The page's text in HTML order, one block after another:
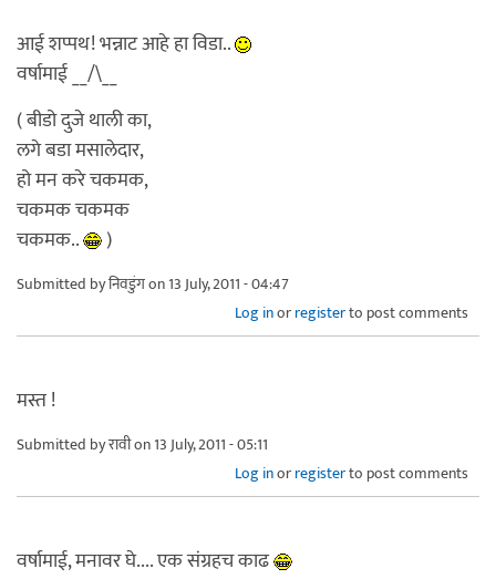
आई शप्पथ! भन्नाट आहे हा विडा..
वर्षामाई __/\__
( बीडो दुजे थाली का,
लगे बडा मसालेदार,
हो मन करे चकमक,
चकमक चकमक
चकमक..
)
Submitted byनिवडुंगon 13 July, 2011 - 04:47
Log inorregisterto post comments
मस्त !
Submitted byरावीon 13 July, 2011 - 05:11
Log inorregisterto post comments
वर्षामाई, मनावर घे.... एक संग्रहच काढ